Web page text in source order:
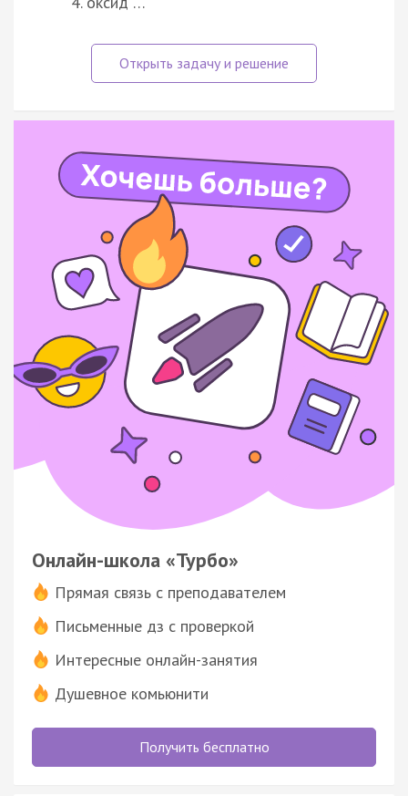
Онлайн-школа «Турбо»
Прямая связь с преподавателем
Письменные дз с проверкой
Интересные онлайн-занятия
Душевное комьюнити
Получить бесплатно